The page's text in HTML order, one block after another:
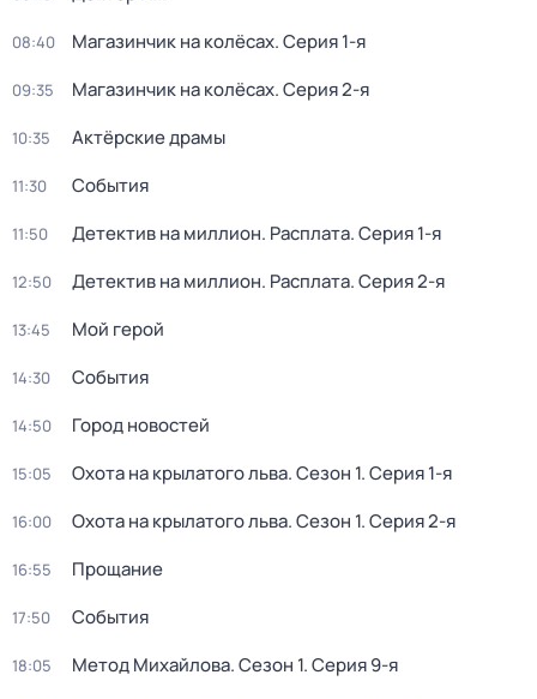
08:40 Магазинчик на колёсах. Серия 1-я
09:35 Магазинчик на колёсах. Серия 2-я
10:35 Актёрские драмы
11:30 События
11:50 Детектив на миллион. Расплата. Серия 1-я
12:50 Детектив на миллион. Расплата. Серия 2-я
13:45 Мой герой
14:30 События
14:50 Город новостей
15:05 Охота на крылатого льва. Сезон 1. Серия 1-я
16:00 Охота на крылатого льва. Сезон 1. Серия 2-я
16:55 Прощание
17:50 События
18:05 Метод Михайлова. Сезон 1. Серия 9-я